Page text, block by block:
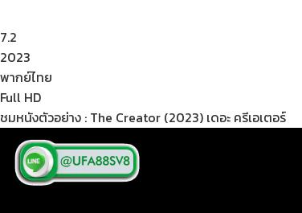
7.2
2023
พากย์ไทย
Full HD
ชมหนังตัวอย่าง : The Creator (2023) เดอะ ครีเอเตอร์